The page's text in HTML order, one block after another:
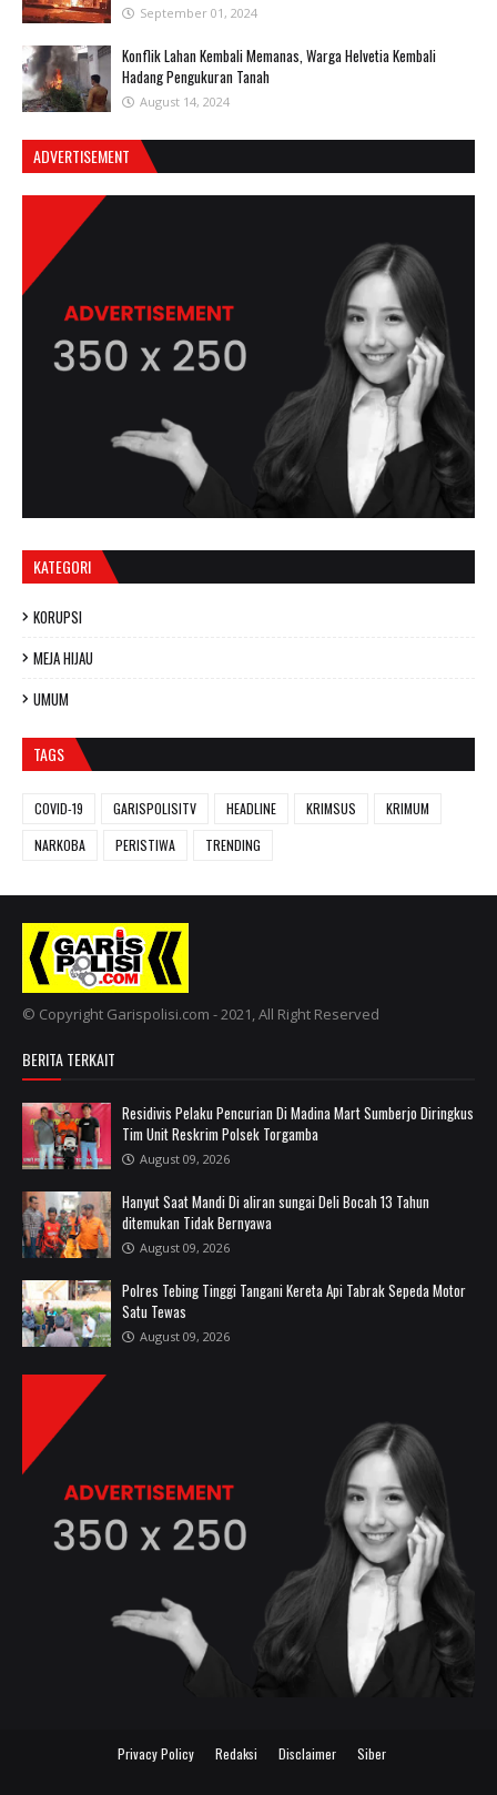
September 01, 2024
Konflik Lahan Kembali Memanas, Warga Helvetia Kembali
Hadang Pengukuran Tanah
August 14, 2024
ADVERTISEMENT
KATEGORI
KORUPSI
MEJA HIJAU
UMUM
TAGS
COVID-19 GARISPOLISITV HEADLINE KRIMSUS
KRIMUM
NARKOBA
PERISTIWA TRENDING
© Copyright Garispolisi.com - 2021, All Right Reserved
BERITA TERKAIT
‎Residivis Pelaku Pencurian Di Madina Mart Sumberjo Diringkus
Tim Unit Reskrim Polsek Torgamba ‎
August 09, 2026
Hanyut Saat Mandi Di aliran sungai Deli Bocah 13 Tahun
ditemukan Tidak Bernyawa
August 09, 2026
Polres Tebing Tinggi Tangani Kereta Api Tabrak Sepeda Motor
Satu Tewas
August 09, 2026
Privacy Policy Redaksi Disclaimer Siber